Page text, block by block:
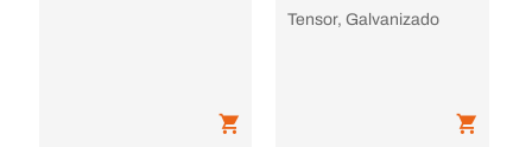
Tensor, Galvanizado